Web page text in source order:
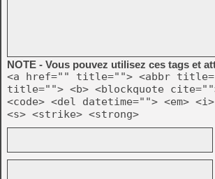
NOTE - Vous pouvez utilisez ces tags et
<a href="" title=""> <abbr
title=""> <b> <blockquote
<code> <del datetime=""> <em>
<s> <strike> <strong>